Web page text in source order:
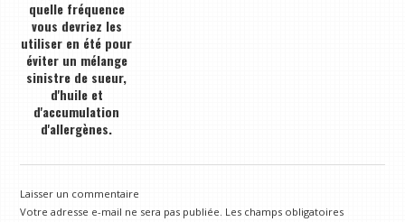
quelle fréquence
vous devriez les
utiliser en été pour
éviter un mélange
sinistre de sueur,
d'huile et
d'accumulation
d'allergènes.
Laisser un commentaire
Votre adresse e-mail ne sera pas publiée. Les champs obligatoires